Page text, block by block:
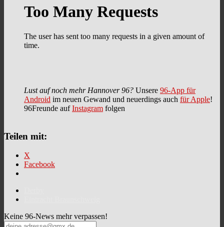
Lust auf noch mehr Hannover 96? Unsere 96-App für
Android im neuen Gewand und neuerdings auch für Apple!
96Freunde aufInstagram folgen
Teilen mit:
X
Facebook
Keine 96-News mehr verpassen!